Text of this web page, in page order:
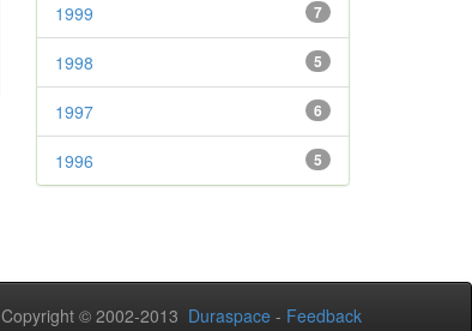
7
1999
5
1998
6
1997
5
1996
Copyright © 2002-2013 Duraspace - Feedback